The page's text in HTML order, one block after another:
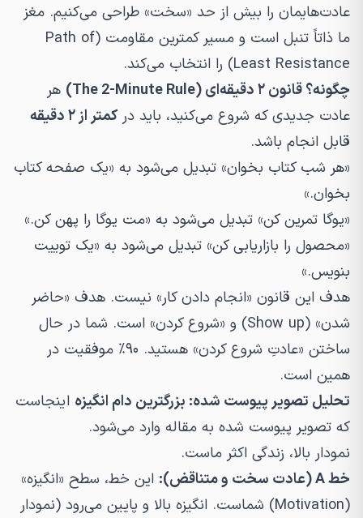
عادت‌هایمان را بیش از حد «سخت» طراحی می‌کنیم. مغز
ما ذاتاً تنبل است و مسیر کمترین مقاومت (Path of
Least Resistance) را انتخاب می‌کند.
چگونه؟ قانون ۲ دقیقه‌ای (The 2-Minute Rule)
هر
عادت جدیدی که شروع می‌کنید، باید درکمتر از ۲ دقیقه
قابل انجام باشد.
«هر شب کتاب بخوان» تبدیل می‌شود به «یک صفحه کتاب
بخوان.»
«یوگا تمرین کن» تبدیل می‌شود به «مت یوگا را پهن کن.»
«محصول را بازاریابی کن» تبدیل می‌شود به «یک توییت
بنویس.»
هدف این قانون «انجام دادن کار» نیست. هدف «حاضر
شدن» (Show up) و «شروع کردن» است. شما در حال
ساختن «عادتِ شروع کردن» هستید. ۹۰٪ موفقیت در
همین است.
تحلیل تصویر پیوست شده: بزرگترین دام انگیزه اینجاست
که تصویر پیوست شده به مقاله وارد می‌شود.
نمودار بالا، زندگی اکثر ماست.
خط A (عادت سخت و متناقض):
این خط، سطح «انگیزه»
(Motivation) شماست. انگیزه بالا و پایین می‌رود (نمودار